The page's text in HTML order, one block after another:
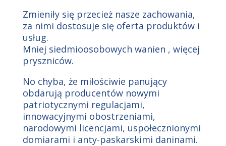
Zmieniły się przecież nasze zachowania,
za nimi dostosuje się oferta produktów i
usług.
Mniej siedmioosobowych wanien , więcej
pryszniców.
No chyba, że miłościwie panujący
obdarują producentów nowymi
patriotycznymi regulacjami,
innowacyjnymi obostrzeniami,
narodowymi licencjami, uspołecznionymi
domiarami i anty-paskarskimi daninami.